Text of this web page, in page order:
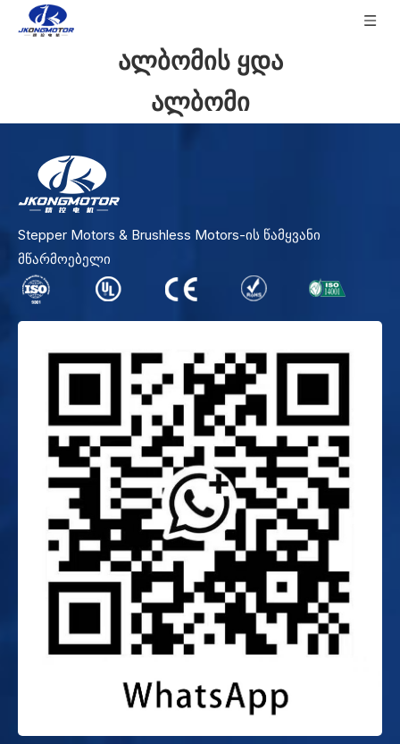
ალბომის ყდა
ალბომი
Stepper Motors & Brushless Motors-ის წამყვანი
მწარმოებელი